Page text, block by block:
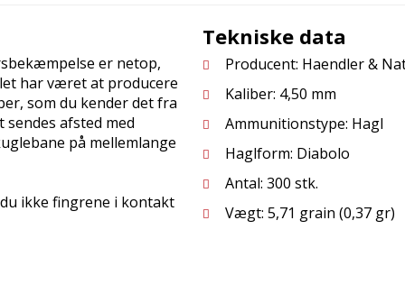
er netop,
har været at producere
som du kender det fra
afsted med
på mellemlange
ikke fingrene i kontakt
Tekniske data
Producent: Haendler &
Kaliber: 4,50 mm
Ammunitionstype: Hagl
Haglform: Diabolo
Antal: 300 stk.
Vægt: 5,71 grain (0,37 gr)